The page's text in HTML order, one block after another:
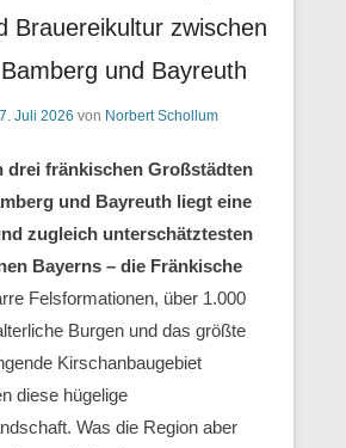
Brauereikultur zwischen
und Bayreuth
7. Juli 2026 von Norbert Schollum
drei fränkischen Großstädten
und Bayreuth liegt eine
zugleich unterschätztesten
Bayerns – die Fränkische
Felsformationen, über 1.000
Burgen und das größte
Kirschanbaugebiet
diese hügelige
Was die Region aber